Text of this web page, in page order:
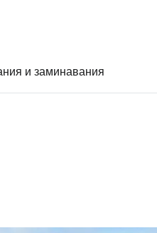
и заминавания